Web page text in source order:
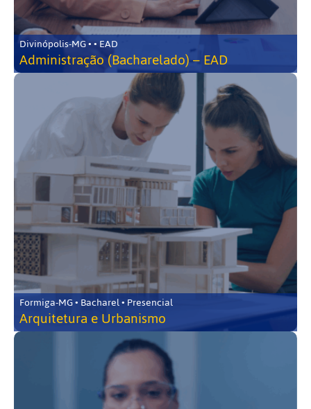
Divinópolis-MG • • EAD
Administração (Bacharelado) – EAD
Formiga-MG • Bacharel • Presencial
Arquitetura e Urbanismo